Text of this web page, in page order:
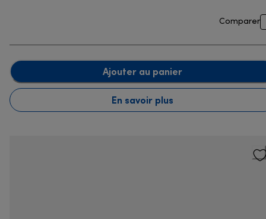
Comparer
Ajouter au panier
En savoir plus